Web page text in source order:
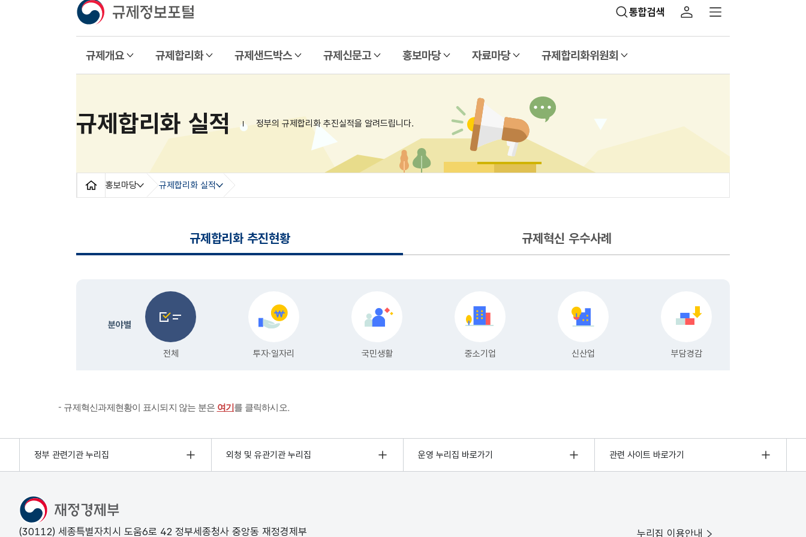
규제혁신과제현황이 표시되지 않는 분은 여기를 클릭하시오.
정부 관련기관 누리집 외청 및 유관기관 누리집 운영 누리집 바로가기 관련 사이트 바로가기
(30112) 세종특별자치시 도움6로 42 정부세종청사 중앙동 재정경제부 누리집 이용안내